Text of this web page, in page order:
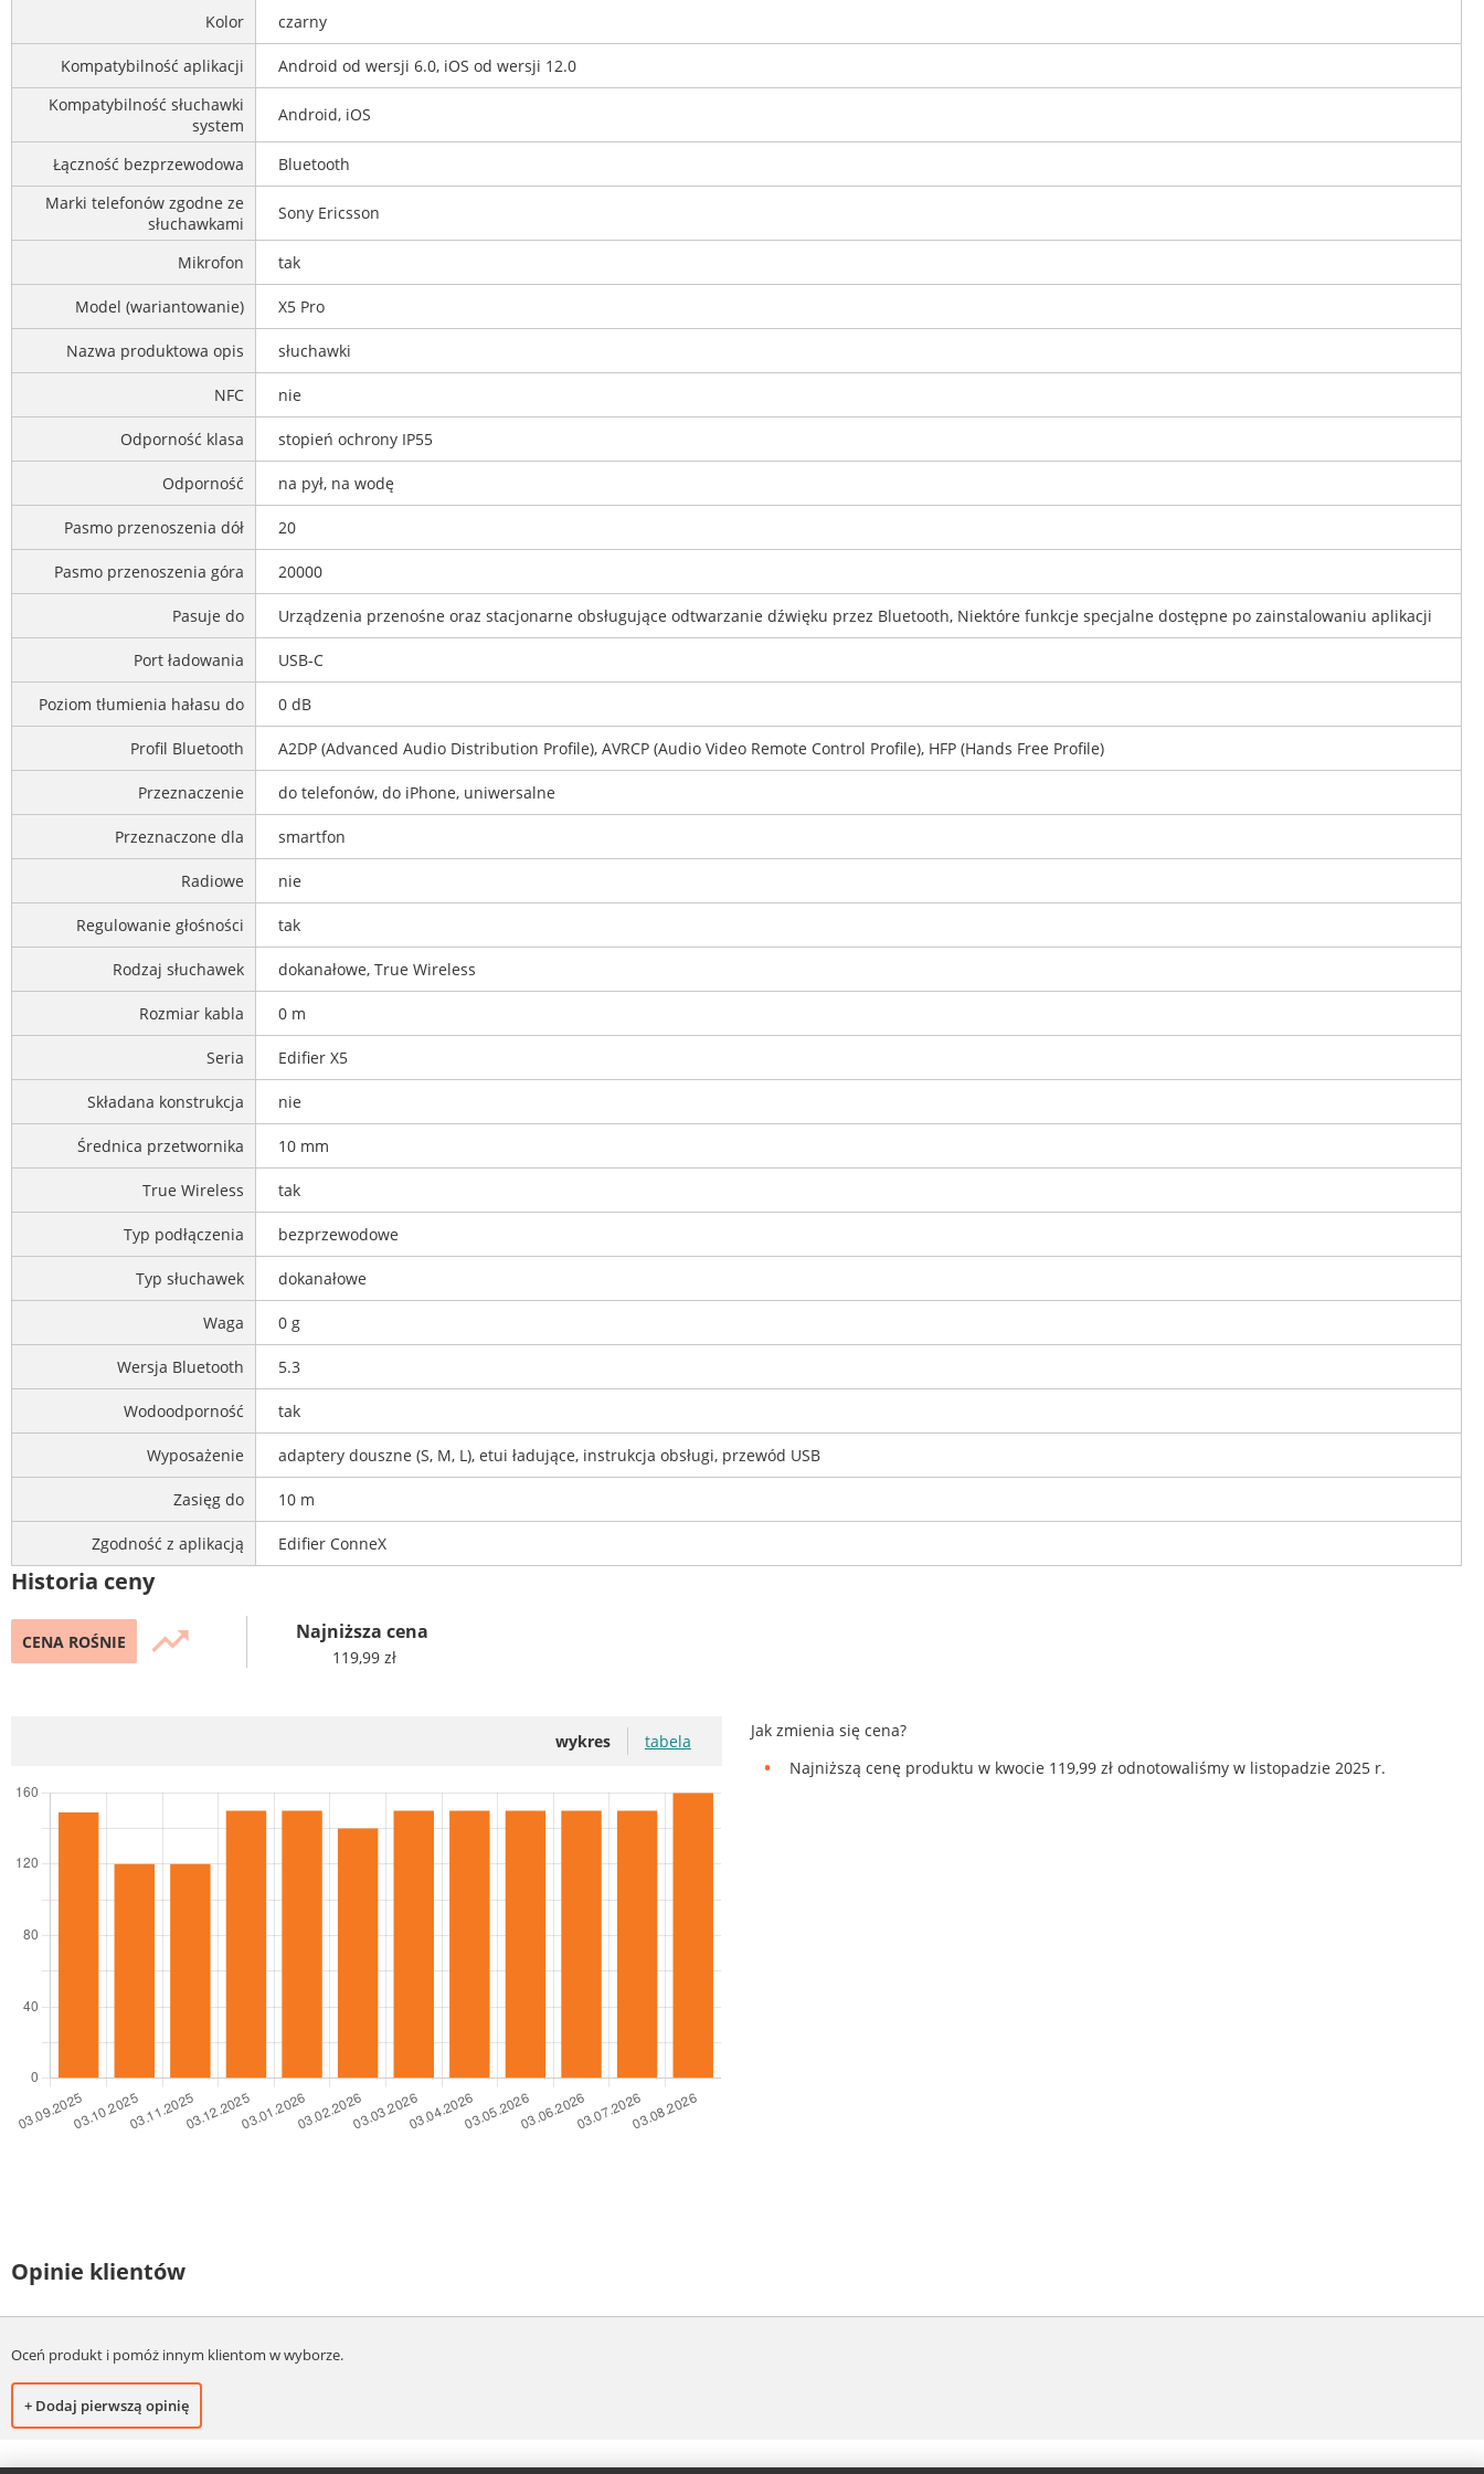
Kolor czarny
Kompatybilność aplikacji
Android od wersji 6.0, iOS od wersji 12.0
Kompatybilność słuchawki
system
Android, iOS
Łączność bezprzewodowa
Bluetooth
Marki telefonów zgodne ze
słuchawkami
Sony Ericsson
Mikrofon tak
Model (wariantowanie) X5 Pro
Nazwa produktowa opis słuchawki
NFC nie
Odporność klasa stopień ochrony IP55
Odporność na pył, na wodę
Pasmo przenoszenia dół 20
Pasmo przenoszenia góra 20000
Pasuje do Urządzenia przenośne oraz stacjonarne obsługujące odtwarzanie dźwięku przez Bluetooth, Niektóre funkcje specjalne dostępne po zainstalowaniu aplikacji
Port ładowania USB-C
Poziom tłumienia hałasu do 0 dB
Profil Bluetooth A2DP (Advanced Audio Distribution Profile), AVRCP (Audio Video Remote Control Profile), HFP (Hands Free Profile)
Przeznaczenie do telefonów, do iPhone, uniwersalne
Przeznaczone dla smartfon
Radiowe nie
Regulowanie głośności tak
Rodzaj słuchawek dokanałowe, True Wireless
Rozmiar kabla 0 m
Seria Edifier X5
Składana konstrukcja nie
Średnica przetwornika 10 mm
True Wireless tak
Typ podłączenia bezprzewodowe
Typ słuchawek dokanałowe
Waga 0 g
Wersja Bluetooth 5.3
Wodoodporność tak
Wyposażenie adaptery douszne (S, M, L), etui ładujące, instrukcja obsługi, przewód USB
Zasięg do 10 m
Zgodność z aplikacją Edifier ConneX
Historia ceny
CENA ROŚNIE trending_up Najniższa cena
119,99 zł
wykres tabela
Jak zmienia się cena?
Najniższą cenę produktu w kwocie 119,99 zł odnotowaliśmy w listopadzie 2025 r.
Opinie klientów
Oceń produkt i pomóż innym klientom w wyborze.
+ Dodaj pierwszą opinię